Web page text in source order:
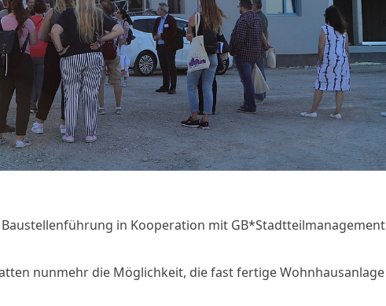
Baustellenführung in Kooperation mit GB*Stadtteilmanagement
nunmehr die Möglichkeit, die fast fertige Wohnhausanlage